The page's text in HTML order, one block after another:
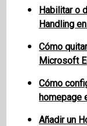
Habilitar o
Handling
Cómo
Microsoft
Cómo
homepage
Añadir un